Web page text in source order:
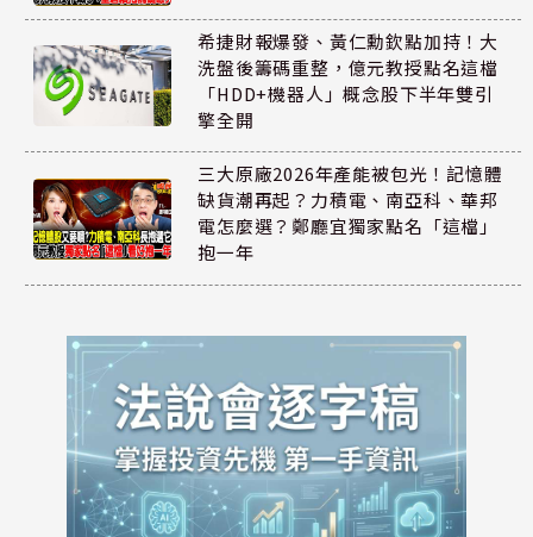
希捷財報爆發、黃仁勳欽點加持！大
洗盤後籌碼重整，億元教授點名這檔
「HDD+機器人」概念股下半年雙引
擎全開
三大原廠2026年產能被包光！記憶體
缺貨潮再起？力積電、南亞科、華邦
電怎麼選？鄭廳宜獨家點名「這檔」
抱一年